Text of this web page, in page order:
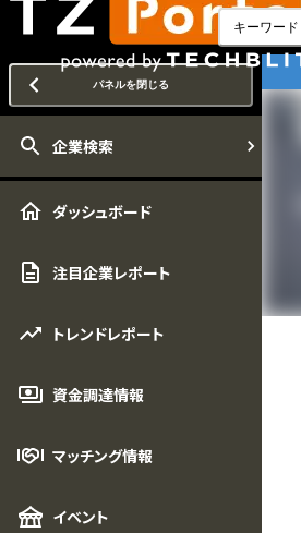
キーワード
パネルを閉じる
企業検索
ダッシュボード
注目企業レポート
トレンドレポート
資金調達情報
マッチング情報
イベント